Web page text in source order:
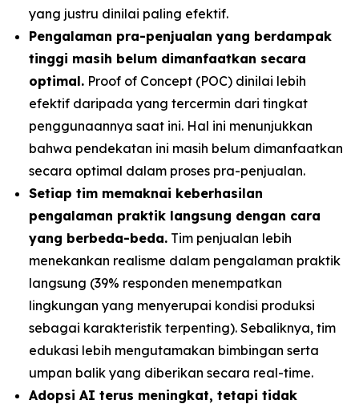
yang justru dinilai paling efektif.
Pengalaman pra-penjualan yang berdampak
tinggi masih belum dimanfaatkan secara
optimal. Proof of Concept (POC) dinilai lebih
efektif daripada yang tercermin dari tingkat
penggunaannya saat ini. Hal ini menunjukkan
bahwa pendekatan ini masih belum dimanfaatkan
secara optimal dalam proses pra-penjualan.
Setiap tim memaknai keberhasilan
pengalaman praktik langsung dengan cara
yang berbeda-beda. Tim penjualan lebih
menekankan realisme dalam pengalaman praktik
langsung (39% responden menempatkan
lingkungan yang menyerupai kondisi produksi
sebagai karakteristik terpenting). Sebaliknya, tim
edukasi lebih mengutamakan bimbingan serta
umpan balik yang diberikan secara real-time.
Adopsi AI terus meningkat, tetapi tidak